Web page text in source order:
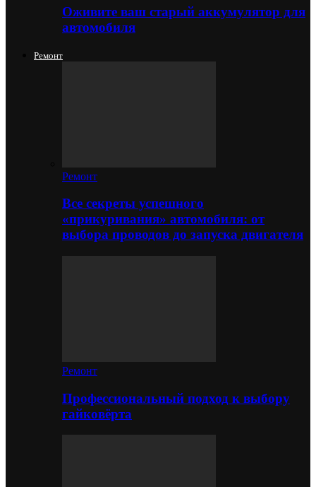
Оживите ваш старый аккумулятор для
автомобиля
Ремонт
Ремонт
Все секреты успешного
«прикуривания» автомобиля: от
выбора проводов до запуска двигателя
Ремонт
Профессиональный подход к выбору
гайковёрта